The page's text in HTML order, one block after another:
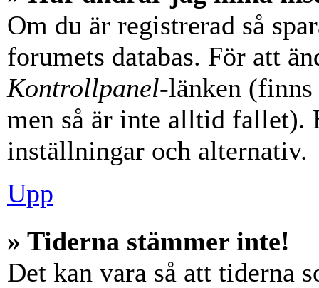
Om du är registrerad så
forumets databas. För att
Kontrollpanel-länken
men så är inte alltid fallet).
inställningar och alternativ.
Upp
» Tiderna stämmer inte!
Det kan vara så att tiderna